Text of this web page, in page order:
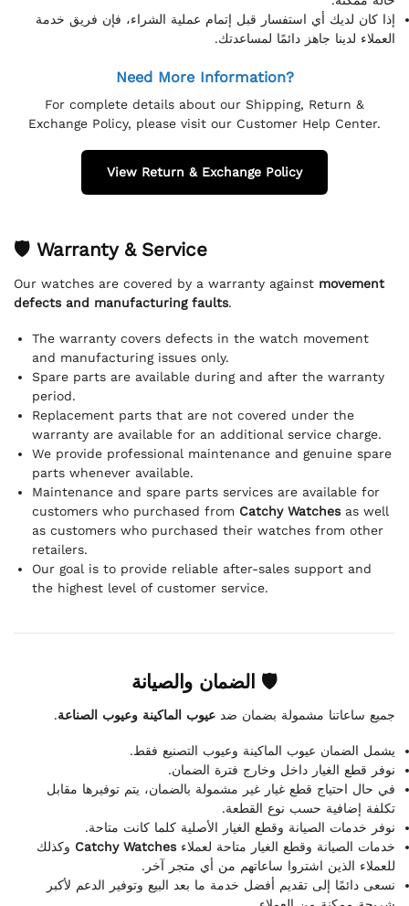
إذا كان لديك أي استفسار قبل إتمام عملية الشراء، فإن فريق خدمة
العملاء لدينا جاهز دائمًا لمساعدتك.
Need More Information?
For complete details about our Shipping, Return &
Exchange Policy, please visit our Customer Help Center.
View Return & Exchange Policy
🛡 Warranty & Service
Our watches are covered by a warranty against movement
defects and manufacturing faults.
The warranty covers defects in the watch movement
and manufacturing issues only.
Spare parts are available during and after the warranty
period.
Replacement parts that are not covered under the
warranty are available for an additional service charge.
We provide professional maintenance and genuine spare
parts whenever available.
Maintenance and spare parts services are available for
customers who purchased from Catchy Watchesas well
as customers who purchased their watches from other
retailers.
Our goal is to provide reliable after-sales support and
the highest level of customer service.
🛡 الضمان والصيانة
جميع ساعاتنا مشمولة بضمان ضد عيوب الماكينة وعيوب الصناعة.
يشمل الضمان عيوب الماكينة وعيوب التصنيع فقط.
نوفر قطع الغيار داخل وخارج فترة الضمان.
في حال احتياج قطع غيار غير مشمولة بالضمان، يتم توفيرها مقابل
تكلفة إضافية حسب نوع القطعة.
نوفر خدمات الصيانة وقطع الغيار الأصلية كلما كانت متاحة.
خدمات الصيانة وقطع الغيار متاحة لعملاءCatchy Watches وكذلك
للعملاء الذين اشتروا ساعاتهم من أي متجر آخر.
نسعى دائمًا إلى تقديم أفضل خدمة ما بعد البيع وتوفير الدعم لأكبر